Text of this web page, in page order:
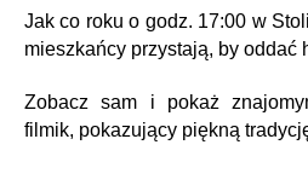
Jak co roku o godz. 17:00 w
mieszkańcy przystają, by oddać
Zobacz sam i pokaż
filmik, pokazujący piękną